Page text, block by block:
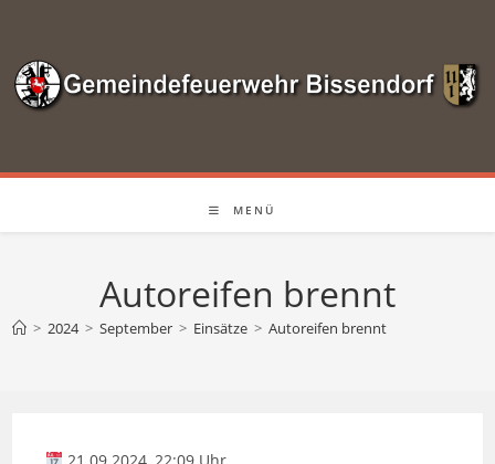
springen
MENÜ
Autoreifen brennt
> 2024 > September > Einsätze > Autoreifen brennt